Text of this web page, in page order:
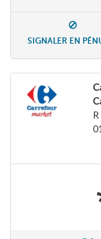
SIGNALER EN